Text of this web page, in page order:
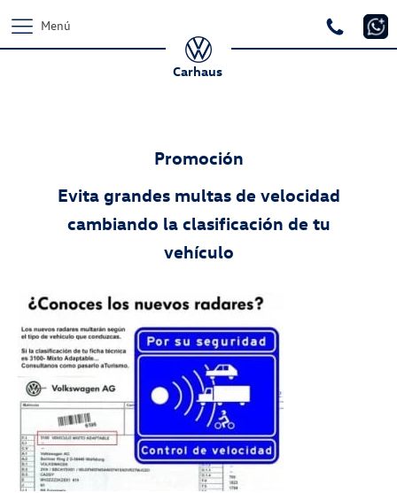
Menú
Carhaus
Promoción
Evita grandes multas de velocidad
cambiando la clasificación de tu
vehículo